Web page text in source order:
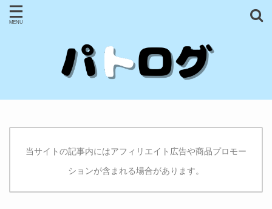
当サイトの記事内にはアフィリエイト広告や商品プロモー
ションが含まれる場合があります。